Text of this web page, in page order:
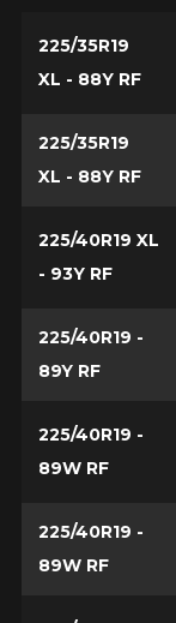
225/35R19
XL - 88Y RF
225/35R19
XL - 88Y RF
225/40R19 XL
- 93Y RF
225/40R19 -
89Y RF
225/40R19 -
89W RF
225/40R19 -
89W RF